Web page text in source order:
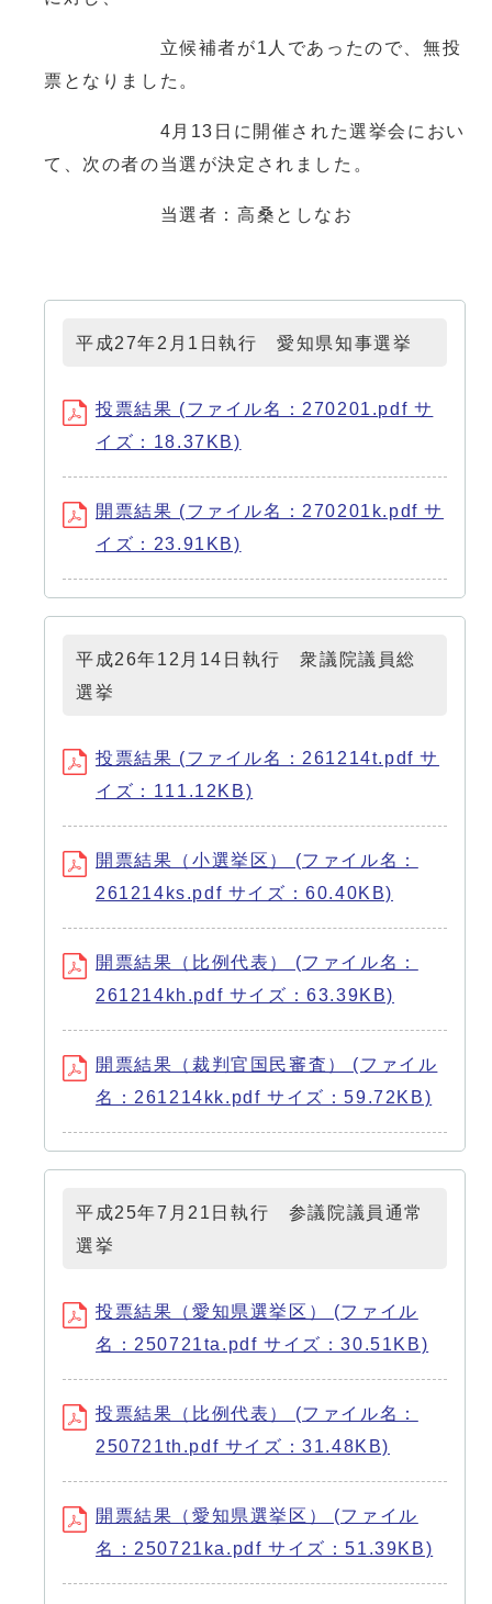
立候補者が1人であったので、無投
票となりました。
4月13日に開催された選挙会におい
て、次の者の当選が決定されました。
当選者：高桑としなお
平成27年2月1日執行 愛知県知事選挙
投票結果 (ファイル名：270201.pdf サ
イズ：18.37KB)
開票結果 (ファイル名：270201k.pdf サ
イズ：23.91KB)
平成26年12月14日執行 衆議院議員総
選挙
投票結果 (ファイル名：261214t.pdf サ
イズ：111.12KB)
開票結果（小選挙区） (ファイル名：
261214ks.pdf サイズ：60.40KB)
開票結果（比例代表） (ファイル名：
261214kh.pdf サイズ：63.39KB)
開票結果（裁判官国民審査） (ファイル
名：261214kk.pdf サイズ：59.72KB)
平成25年7月21日執行 参議院議員通常
選挙
投票結果（愛知県選挙区） (ファイル
名：250721ta.pdf サイズ：30.51KB)
投票結果（比例代表） (ファイル名：
250721th.pdf サイズ：31.48KB)
開票結果（愛知県選挙区） (ファイル
名：250721ka.pdf サイズ：51.39KB)